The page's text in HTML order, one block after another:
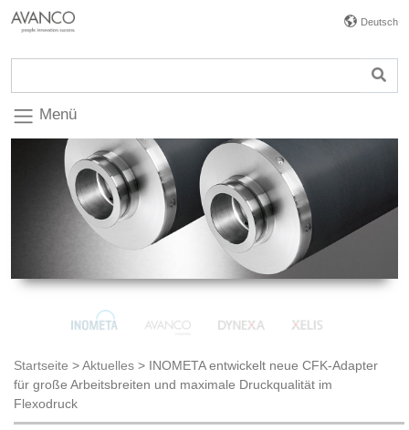
Deutsch
Menü
Startseite >Aktuelles > INOMETA entwickelt neue CFK-Adapter
für große Arbeitsbreiten und maximale Druckqualität im
Flexodruck